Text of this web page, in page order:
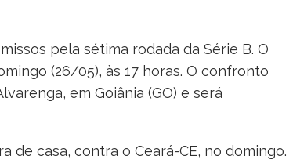
pela sétima rodada da Série B. O
(26/05), às 17 horas. O confronto
em Goiânia (GO) e será
de casa, contra o Ceará-CE, no domingo.